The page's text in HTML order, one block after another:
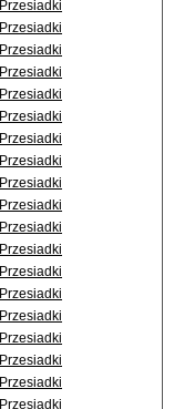
Przesiadki
Przesiadki
Przesiadki
Przesiadki
Przesiadki
Przesiadki
Przesiadki
Przesiadki
Przesiadki
Przesiadki
Przesiadki
Przesiadki
Przesiadki
Przesiadki
Przesiadki
Przesiadki
Przesiadki
Przesiadki
Przesiadki